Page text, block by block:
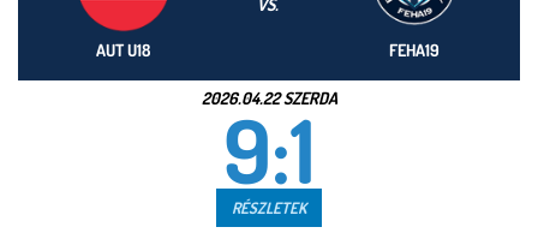
AUT U18
VS.
FEHA19
2026.04.22 SZERDA
9:1
RÉSZLETEK